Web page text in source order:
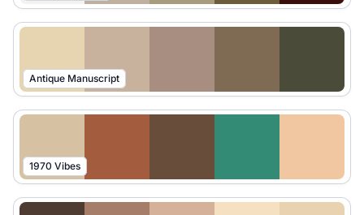
Antique Manuscript
1970 Vibes